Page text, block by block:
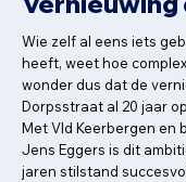
Wie zelf al eens iets
heeft, weet hoe
wonder dus dat de
Dorpsstraat al 20 jaar
Met Vld Keerbergen en
Jens Eggers is dit
jaren stilstand